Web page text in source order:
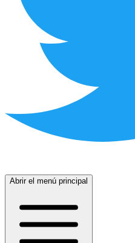
Abrir el menú principal